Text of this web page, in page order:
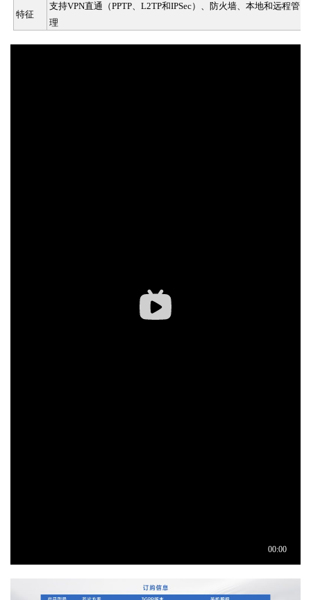
特征
支持VPN直通（PPTP、L2TP和IPSec）、防火墙、本地和远程管
理